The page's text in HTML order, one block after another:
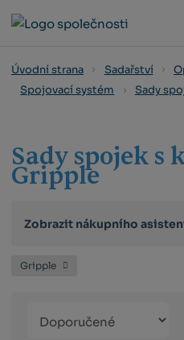
Úvodní strana Sadařství
Spojovací systém
Sady
Sady spojek s
Gripple
Zobrazit nákupního
Gripple
produktů